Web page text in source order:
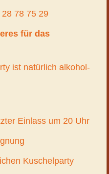
78 75 29
für das
ist natürlich alkohol-
Einlass um 20 Uhr
Kuschelparty